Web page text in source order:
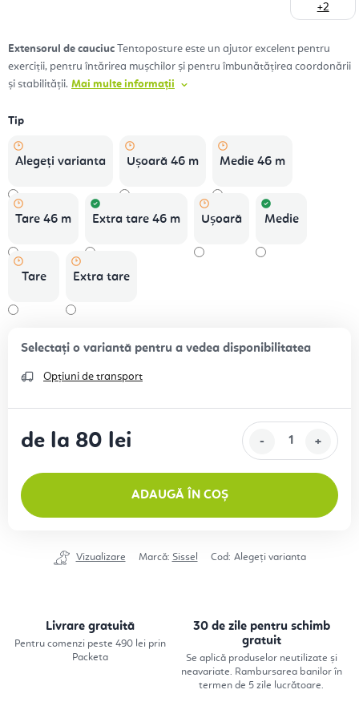
Extensorul de cauciuc Tentoposture este un ajutor excelent pentru
exerciții, pentru întărirea mușchilor și pentru îmbunătățirea coordonării
și stabilității. Mai multe informații
Tip
Alegeţi varianta Ușoară 46 m Medie 46 m
Tare 46 m Extra tare 46 m Ușoară Medie
Tare Extra tare
Opțiuni de transport
de la 80 lei
ADAUGĂ ÎN COȘ
Vizualizare Marcă: Sissel Cod: Alegeţi varianta
+2
Livrare gratuită
Pentru comenzi peste 490 lei prin
Packeta
30 de zile pentru schimb
gratuit
Se aplică produselor neutilizate și
neavariate. Rambursarea banilor în
termen de 5 zile lucrătoare.